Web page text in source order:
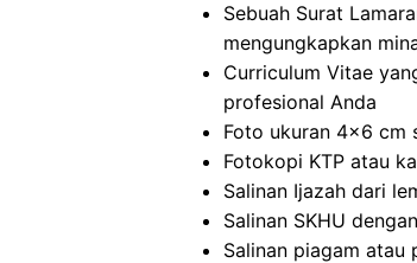
Sebuah Surat
mengungkapkan
Curriculum Vitae
profesional Anda
Foto ukuran 4×6 cm
Fotokopi KTP atau
Salinan Ijazah dari
Salinan SKHU
Salinan piagam